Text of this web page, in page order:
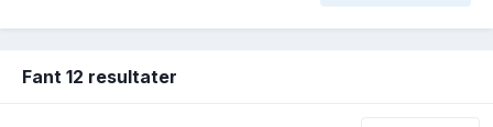
Fant 12 resultater